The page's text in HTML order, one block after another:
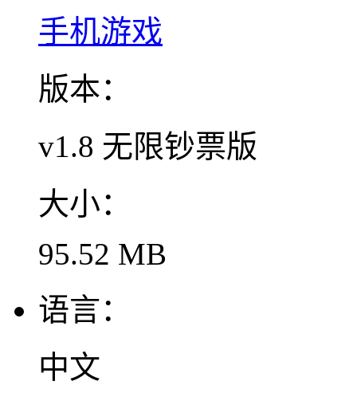
手机游戏
版本：
v1.8 无限钞票版
大小：
95.52 MB
语言：
中文